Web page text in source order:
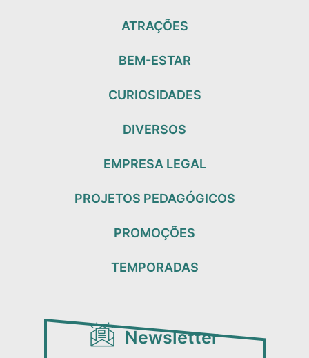
ATRAÇÕES
BEM-ESTAR
CURIOSIDADES
DIVERSOS
EMPRESA LEGAL
PROJETOS PEDAGÓGICOS
PROMOÇÕES
TEMPORADAS
Newsletter